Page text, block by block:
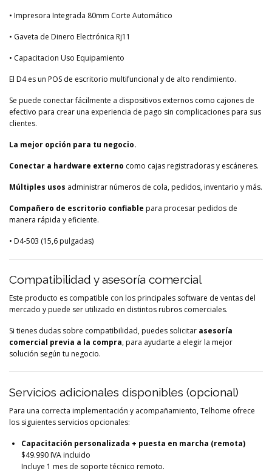
• Impresora Integrada 80mm Corte Automático
• Gaveta de Dinero Electrónica Rj11
• Capacitacion Uso Equipamiento
El D4 es un POS de escritorio multifuncional y de alto rendimiento.
Se puede conectar fácilmente a dispositivos externos como cajones de
efectivo para crear una experiencia de pago sin complicaciones para sus
clientes.
La mejor opción para tu negocio.
Conectar a hardware externo como cajas registradoras y escáneres.
Múltiples usos administrar números de cola, pedidos, inventario y más.
Compañero de escritorio confiable para procesar pedidos de
manera rápida y eficiente.
• D4-503 (15,6 pulgadas)
Compatibilidad y asesoría comercial
Este producto es compatible con los principales software de ventas del
mercado y puede ser utilizado en distintos rubros comerciales.
Si tienes dudas sobre compatibilidad, puedes solicitar asesoría
comercial previa a la compra, para ayudarte a elegir la mejor
solución según tu negocio.
Servicios adicionales disponibles (opcional)
Para una correcta implementación y acompañamiento, Telhome ofrece
los siguientes servicios opcionales:
Capacitación personalizada + puesta en marcha (remota)
$49.990 IVA incluido
Incluye 1 mes de soporte técnico remoto.